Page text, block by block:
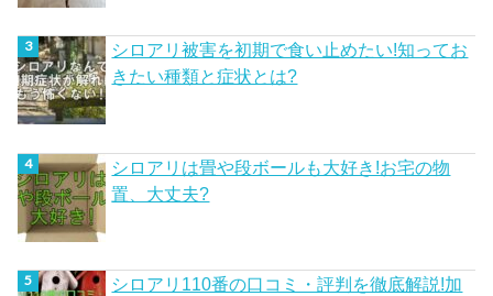
シロアリ被害を初期で食い止めたい!知ってお
きたい種類と症状とは?
シロアリは畳や段ボールも大好き!お宅の物
置、大丈夫?
シロアリ110番の口コミ・評判を徹底解説!加